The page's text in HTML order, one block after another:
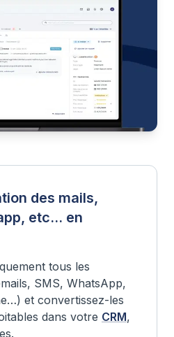
des mails,
etc... en
tous les
SMS, WhatsApp,
et convertissez-les
dans votre CRM,